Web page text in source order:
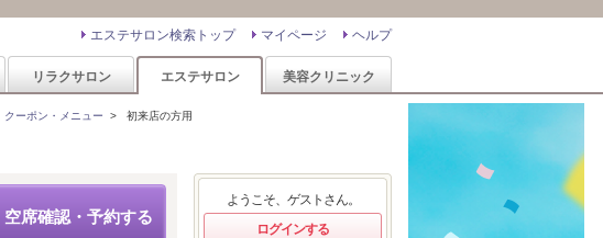
ヘルプ
マイページ
エステサロン検索トップ
リラクサロン エステサロン 美容クリニック
クーポン・メニュー > 初来店の方用
空席確認・予約する
ようこそ、ゲストさん。
ログインする